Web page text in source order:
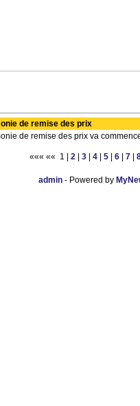
de remise des prix
de remise des prix va
««« «« 1 | 2| 3| 4| 5| 6| 7|
admin- Powered by